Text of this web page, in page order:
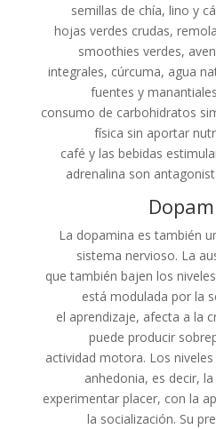
semillas de chía, lino y
hojas verdes crudas,
smoothies verdes,
integrales, cúrcuma, agua
fuentes y
consumo de carbohidratos
física sin aportar
café y las bebidas
adrenalina son
La dopamina es también
sistema nervioso. La
que también bajen los
está modulada por la
el aprendizaje, afecta a la
puede producir
actividad motora. Los
anhedonia, es decir,
experimentar placer, con la
la socialización. Su